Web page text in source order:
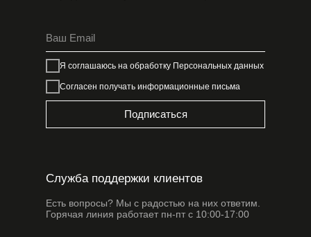
Служба поддержки клиентов
Есть вопросы? Мы с радостью на них ответим.
Горячая линия работает пн-пт с 10:00-17:00
Я соглашаюсь на обработку Персональных данных
Согласен получать информационные письма
Подписаться